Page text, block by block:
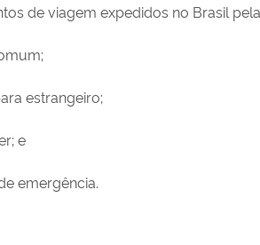
de viagem expedidos no Brasil
estrangeiro;
e
emergência.